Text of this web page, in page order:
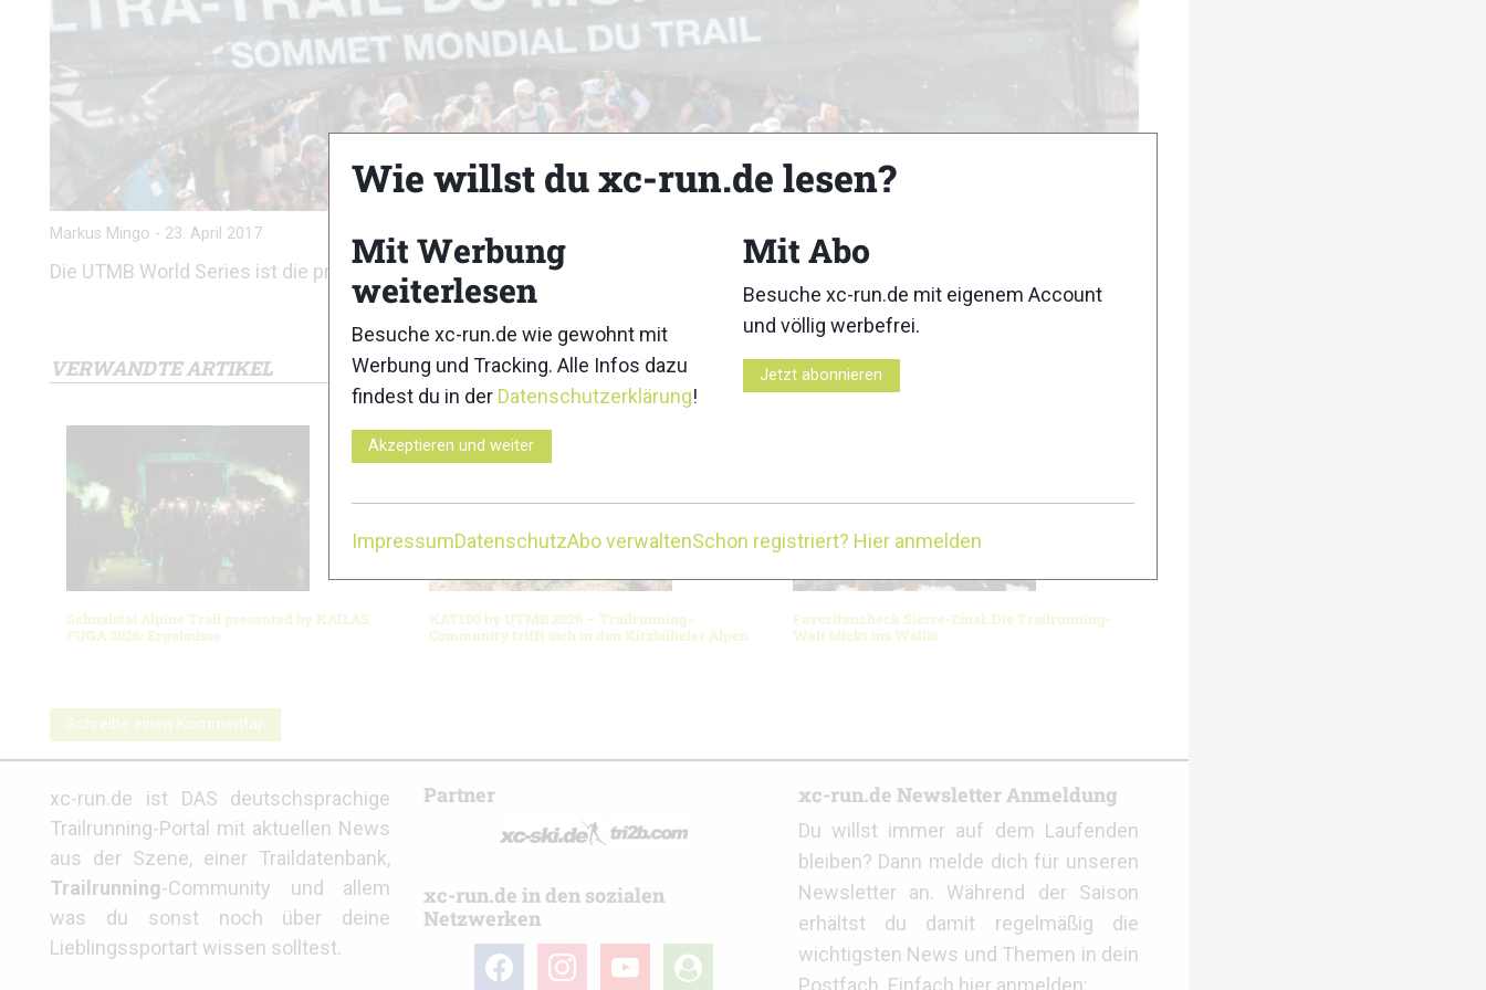
Markus Mingo - 23. April 2017
Die UTMB World Series ist die prestigeträchtigste Serie von Langdistanzrennen (über 100 Kilometer) im Trailbereich.
VERWANDTE ARTIKEL
Schnalstal Alpine Trail presented by KAILAS
FUGA 2026: Ergebnisse
KAT100 by UTMB 2026 – Trailrunning-
Community trifft sich in den Kitzbüheler Alpen
Favoritencheck Sierre-Zinal: Die Trailrunning-
Welt blickt ins Wallis
Schreibe einen Kommentar
xc-run.de ist DAS deutschsprachige
Trailrunning-Portal mit aktuellen News
aus der Szene, einer Traildatenbank,
Trailrunning-Community und allem
was du sonst noch über deine
Lieblingssportart wissen solltest.
Partner
xc-run.de in den sozialen
Netzwerken
facebookinstagramyoutube
user-
xc-run.de Newsletter Anmeldung
Du willst immer auf dem Laufenden
bleiben? Dann melde dich für unseren
Newsletter an. Während der Saison
erhältst du damit regelmäßig die
wichtigsten News und Themen in dein
Wie willst du xc-run.de lesen?
Mit Werbung
weiterlesen
Besuche xc-run.de wie gewohnt mit
Werbung und Tracking. Alle Infos dazu
findest du in der Datenschutzerklärung!
Akzeptieren und weiter
Mit Abo
Besuche xc-run.de mit eigenem Account
und völlig werbefrei.
Jetzt abonnieren
ImpressumDatenschutzAbo verwaltenSchon registriert? Hier anmelden